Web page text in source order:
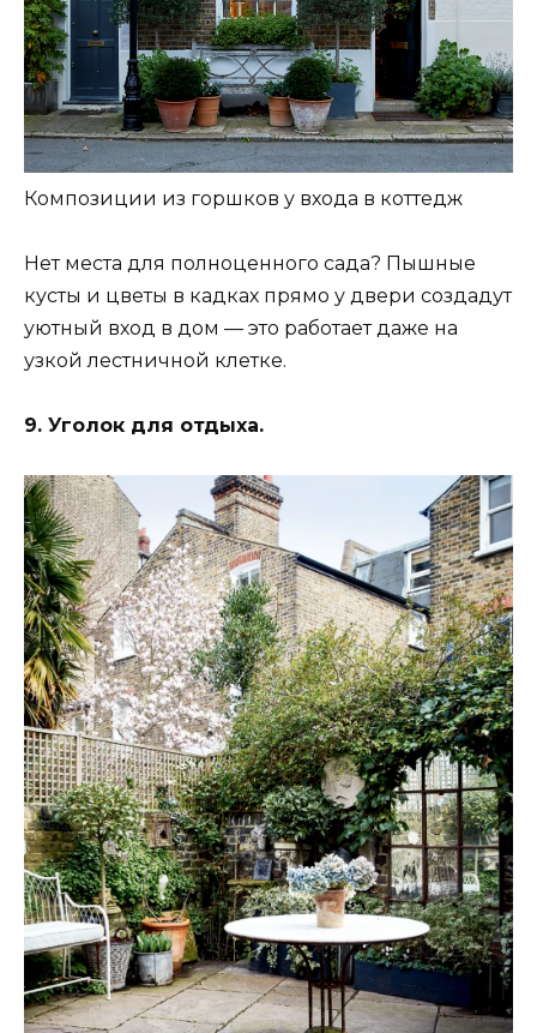
Композиции из горшков у входа в коттедж
Нет места для полноценного сада? Пышные
кусты и цветы в кадках прямо у двери создадут
уютный вход в дом — это работает даже на
узкой лестничной клетке.
9. Уголок для отдыха.